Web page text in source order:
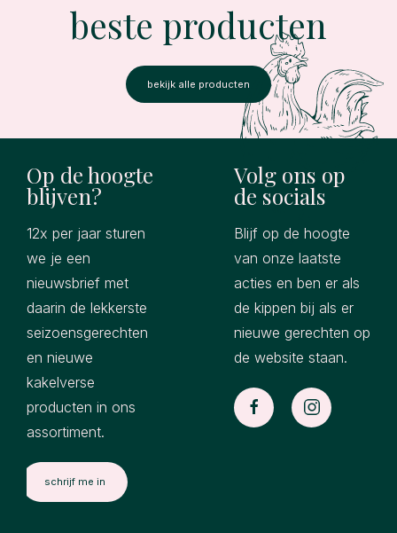
beste producten
bekijk alle producten
Op de hoogte
blijven?
12x per jaar sturen
we je een
nieuwsbrief met
daarin de lekkerste
seizoensgerechten
en nieuwe
kakelverse
producten in ons
assortiment.
Volg ons op
de socials
Blijf op de hoogte
van onze laatste
acties en ben er als
de kippen bij als er
nieuwe gerechten op
de website staan.